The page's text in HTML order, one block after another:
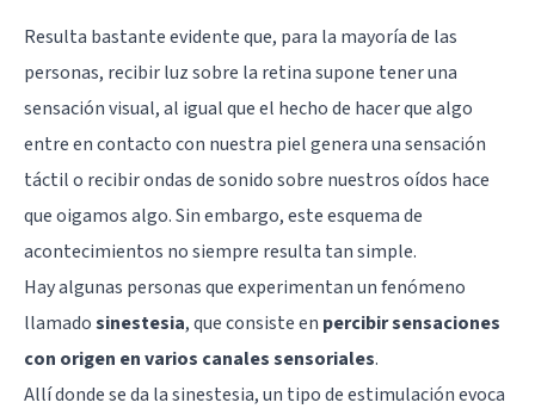
Resulta bastante evidente que, para la mayoría de las
personas, recibir luz sobre la retina supone tener una
sensación visual, al igual que el hecho de hacer que algo
entre en contacto con nuestra piel genera una sensación
táctil o recibir ondas de sonido sobre nuestros oídos hace
que oigamos algo. Sin embargo, este esquema de
acontecimientos no siempre resulta tan simple.
Hay algunas personas que experimentan un fenómeno
llamadosinestesia, que consiste en percibir sensaciones
con origen en varios canales sensoriales.
Allí donde se da la sinestesia, un tipo de estimulación evoca